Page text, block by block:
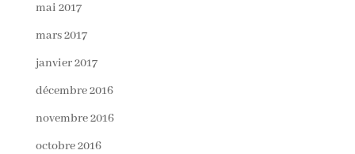
mai 2017
mars 2017
janvier 2017
décembre 2016
novembre 2016
octobre 2016